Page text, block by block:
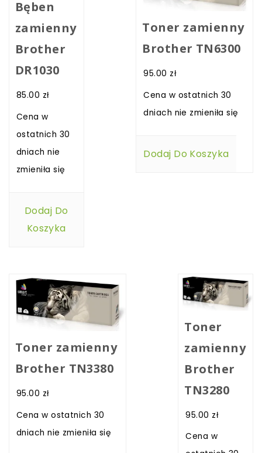
Bęben
zamienny
Brother
DR1030
85.00 zł
Cena w
ostatnich 30
dniach nie
zmieniła się
Dodaj Do
Koszyka
Toner zamienny
Brother TN6300
95.00 zł
Cena w ostatnich 30
dniach nie zmieniła się
Dodaj Do Koszyka
Toner zamienny
Brother TN3380
95.00 zł
Cena w ostatnich 30
dniach nie zmieniła się
Toner
zamienny
Brother
TN3280
95.00 zł
Cena w